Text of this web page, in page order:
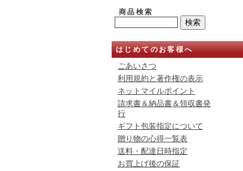
商品検索
はじめてのお客様へ
ごあいさつ
利用規約と著作権の表示
ネットマイルポイント
請求書＆納品書＆領収書発
行
ギフト包装指定について
贈り物の心得一覧表
送料・配達日時指定
お買上げ後の保証